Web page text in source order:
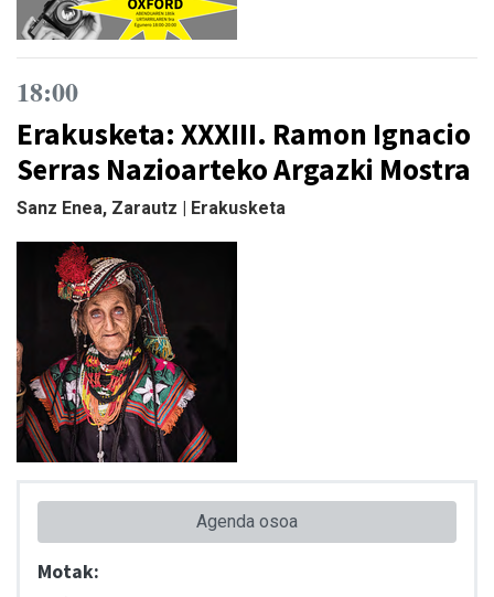
18:00
Erakusketa: XXXIII. Ramon Ignacio
Serras Nazioarteko Argazki Mostra
Sanz Enea, Zarautz | Erakusketa
Agenda osoa
Motak: